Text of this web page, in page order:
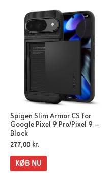
Spigen Slim Armor CS for
Google Pixel 9 Pro/Pixel 9 –
Black
277,00 kr.
KØB NU